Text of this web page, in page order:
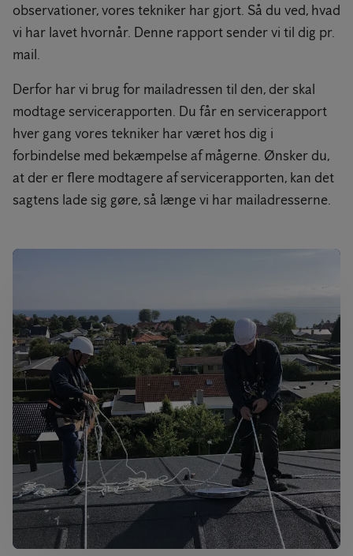
observationer, vores tekniker har gjort. Så du ved, hvad
vi har lavet hvornår. Denne rapport sender vi til dig pr.
mail.
Derfor har vi brug for mailadressen til den, der skal
modtage servicerapporten. Du får en servicerapport
hver gang vores tekniker har været hos dig i
forbindelse med bekæmpelse af mågerne. Ønsker du,
at der er flere modtagere af servicerapporten, kan det
sagtens lade sig gøre, så længe vi har mailadresserne.